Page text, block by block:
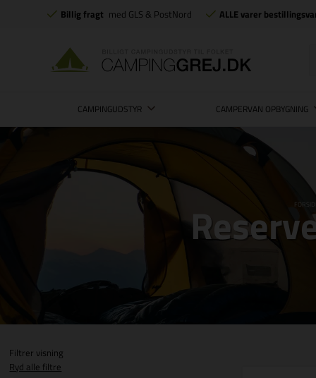
Billig fragt med GLS & PostNord ALLE varer
CAMPINGUDSTYR CAMPERVAN OPBYGNING
FORSIDE
Filtrer visning
Ryd alle filtre